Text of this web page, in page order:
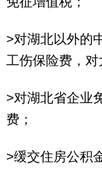
>对湖北以外的
工伤保险费，对
>对湖北省企业
费；
>缓交住房公积